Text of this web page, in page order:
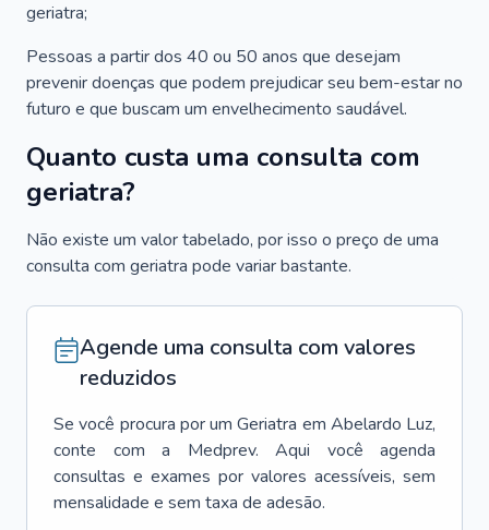
geriatra;
Pessoas a partir dos 40 ou 50 anos que desejam
prevenir doenças que podem prejudicar seu bem-estar no
futuro e que buscam um envelhecimento saudável.
Quanto custa uma consulta com
geriatra?
Não existe um valor tabelado, por isso o preço de uma
consulta com geriatra pode variar bastante.
Agende uma consulta com valores
reduzidos
Se você procura por um Geriatra em Abelardo Luz,
conte com a Medprev. Aqui você agenda
consultas e exames por valores acessíveis, sem
mensalidade e sem taxa de adesão.